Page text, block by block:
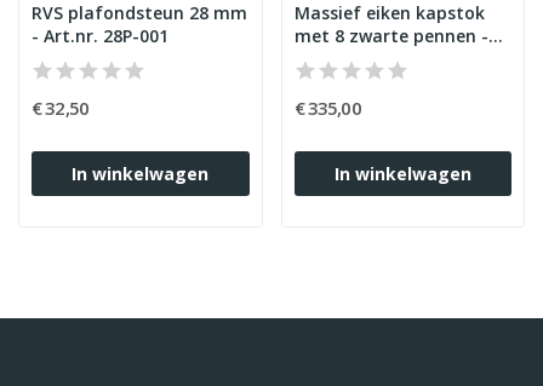
RVS plafondsteun 28 mm
- Art.nr. 28P-001
€ 32,50
In winkelwagen
Massief eiken kapstok
met 8 zwarte pennen -
Art.nr. HZW8
€ 335,00
In winkelwagen